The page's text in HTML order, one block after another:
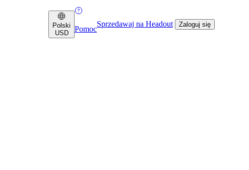
Polski
USD
Pomoc
Sprzedawaj na Headout Zaloguj się